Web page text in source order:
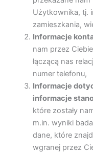
Użytkownika, tj.
zamieszkania,
Informacje
nam przez
łączącą nas
numer telefonu,
Informacje
informacje
które zostały
m.in. wyniki
dane, które
wgranej przez